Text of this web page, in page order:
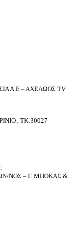
Α.Ε – ΑΧΕΛΩΟΣ TV
, ΤΚ:30027
ΝΟΣ – Γ. ΜΠΟΚΑΣ &